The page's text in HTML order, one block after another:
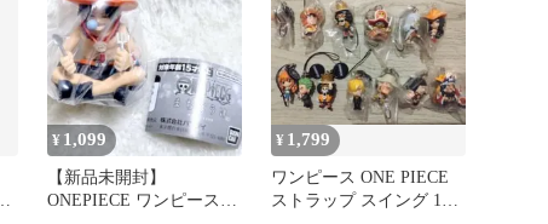
¥ 1,099
【新品未開封】
ONEPIECE ワンピース
¥ 1,799
ワンピース ONE PIECE
ストラップ スイング 13